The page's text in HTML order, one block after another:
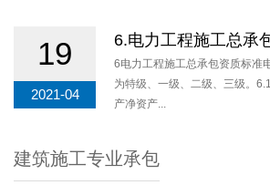
19
2021-04
6.电力工程施工总承
6电力工程施工总承包资质标准
为特级、一级、二级、三级。
产净资产...
建筑施工专业承包